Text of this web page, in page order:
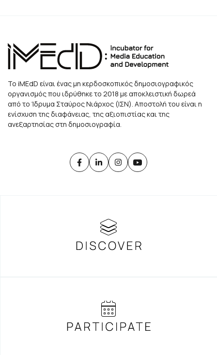
Το iMEdD είναι ένας μη κερδοσκοπικός δημοσιογραφικός
οργανισμός που ιδρύθηκε το 2018 με αποκλειστική δωρεά
από το Ίδρυμα Σταύρος Νιάρχος (ΙΣΝ). Αποστολή του είναι η
ενίσχυση της διαφάνειας, της αξιοπιστίας και της
ανεξαρτησίας στη δημοσιογραφία.